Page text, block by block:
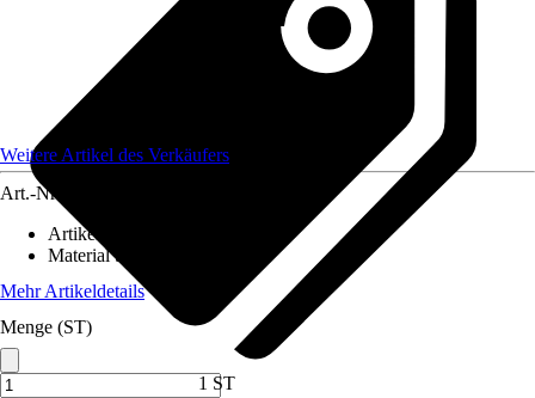
Weitere Artikel des Verkäufers
Art.-Nr.
Artikeltyp
Material Stiel
Mehr Artikeldetails
Menge (ST)
1 ST